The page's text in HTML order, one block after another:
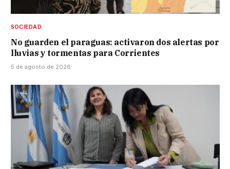
SOCIEDAD
No guarden el paraguas: activaron dos alertas por
lluvias y tormentas para Corrientes
5 de agosto de 2026